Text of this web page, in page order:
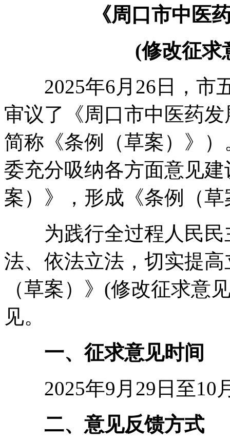
《周口市中医药
(修改征求
2025年6月26日
， 市
审议了《周口市中医药
简称《条例（草案）》）
委充分吸纳各方面意见建
案）》
， 形成《条例（
为践行全过程人民民
法、依法立法 ， 切实提
（草案）》(修改征求意
见。
一、征求意见时间
2025年9月29日至10
二、意见反馈方式